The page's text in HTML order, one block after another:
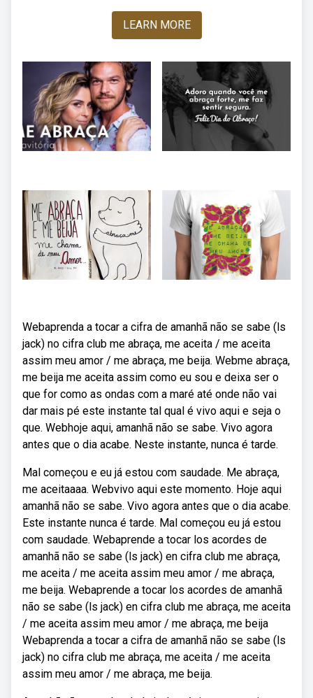
LEARN MORE
Webaprenda a tocar a cifra de amanhã não se sabe (ls
jack) no cifra club me abraça, me aceita / me aceita
assim meu amor / me abraça, me beija. Webme abraça,
me beija me aceita assim como eu sou e deixa ser o
que for como as ondas com a maré até onde não vai
dar mais pé este instante tal qual é vivo aqui e seja o
que. Webhoje aqui, amanhã não se sabe. Vivo agora
antes que o dia acabe. Neste instante, nunca é tarde.
Mal começou e eu já estou com saudade. Me abraça,
me aceitaaaa. Webvivo aqui este momento. Hoje aqui
amanhã não se sabe. Vivo agora antes que o dia acabe.
Este instante nunca é tarde. Mal começou eu já estou
com saudade. Webaprende a tocar los acordes de
amanhã não se sabe (ls jack) en cifra club me abraça,
me aceita / me aceita assim meu amor / me abraça,
me beija. Webaprende a tocar los acordes de amanhã
não se sabe (ls jack) en cifra club me abraça, me aceita
/ me aceita assim meu amor / me abraça, me beija
Webaprenda a tocar a cifra de amanhã não se sabe (ls
jack) no cifra club me abraça, me aceita / me aceita
assim meu amor / me abraça, me beija.